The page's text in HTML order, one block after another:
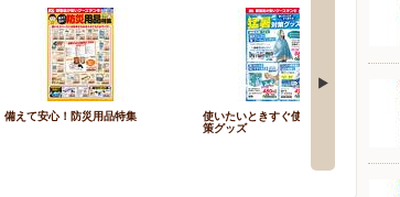
備えて安心！防災用品特集
使いたいときすぐ使える！猛暑対
策グッズ